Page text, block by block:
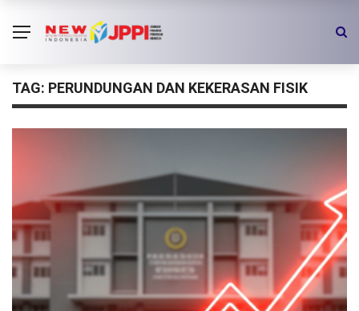
TAG: PERUNDUNGAN DAN KEKERASAN FISIK